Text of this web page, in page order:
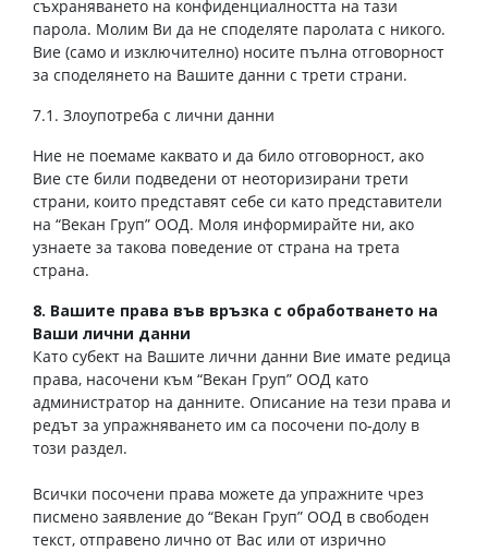
съхраняването на конфиденциалността на тази
парола. Молим Ви да не споделяте паролата с никого.
Вие (само и изключително) носите пълна отговорност
за споделянето на Вашите данни с трети страни.
7.1. Злоупотреба с лични данни
Ние не поемаме каквато и да било отговорност, ако
Вие сте били подведени от неоторизирани трети
страни, които представят себе си като представители
на “Векан Груп” ООД. Моля информирайте ни, ако
узнаете за такова поведение от страна на трета
страна.
8. Вашите права във връзка с обработването на
Ваши лични данни
Като субект на Вашите лични данни Вие имате редица
права, насочени към “Векан Груп” ООД като
администратор на данните. Описание на тези права и
редът за упражняването им са посочени по-долу в
този раздел.
Всички посочени права можете да упражните чрез
писмено заявление до “Векан Груп” ООД в свободен
текст, отправено лично от Вас или от изрично